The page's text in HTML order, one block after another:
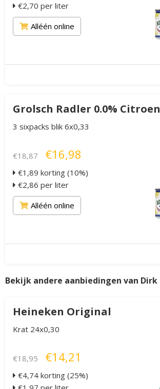
€2,70 per liter
Alléén online
Grolsch Radler 0.0% Citroen
3 sixpacks blik 6x0,33
€18,87 €16,98
€1,89 korting (10%)
€2,86 per liter
Alléén online
Bekijk andere aanbiedingen van Dirk
Heineken Original
Krat 24x0,30
€18,95 €14,21
€4,74 korting (25%)